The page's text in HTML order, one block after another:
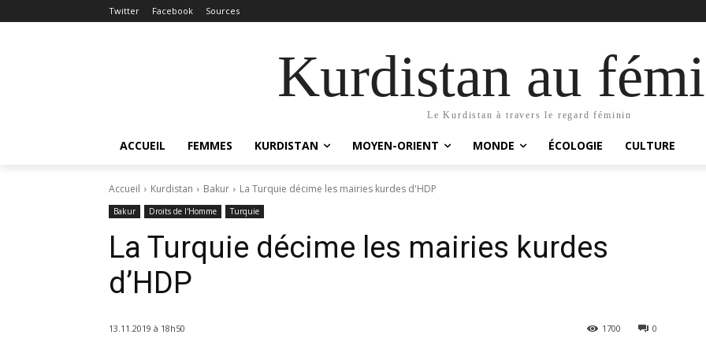
Twitter Facebook Sources
Kurdistan au
Le Kurdistan à travers le regard féminin
ACCUEIL FEMMES KURDISTAN MOYEN-ORIENT MONDE ÉCOLOGIE CULTURE
Accueil Kurdistan Bakur La Turquie décime les mairies kurdes d'HDP
Bakur Droits de l'Homme Turquie
La Turquie décime les mairies kurdes
d’HDP
13.11.2019 à 18h50 0
1700